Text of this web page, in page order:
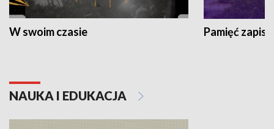
W swoim czasie Pamięć
NAUKA I EDUKACJA